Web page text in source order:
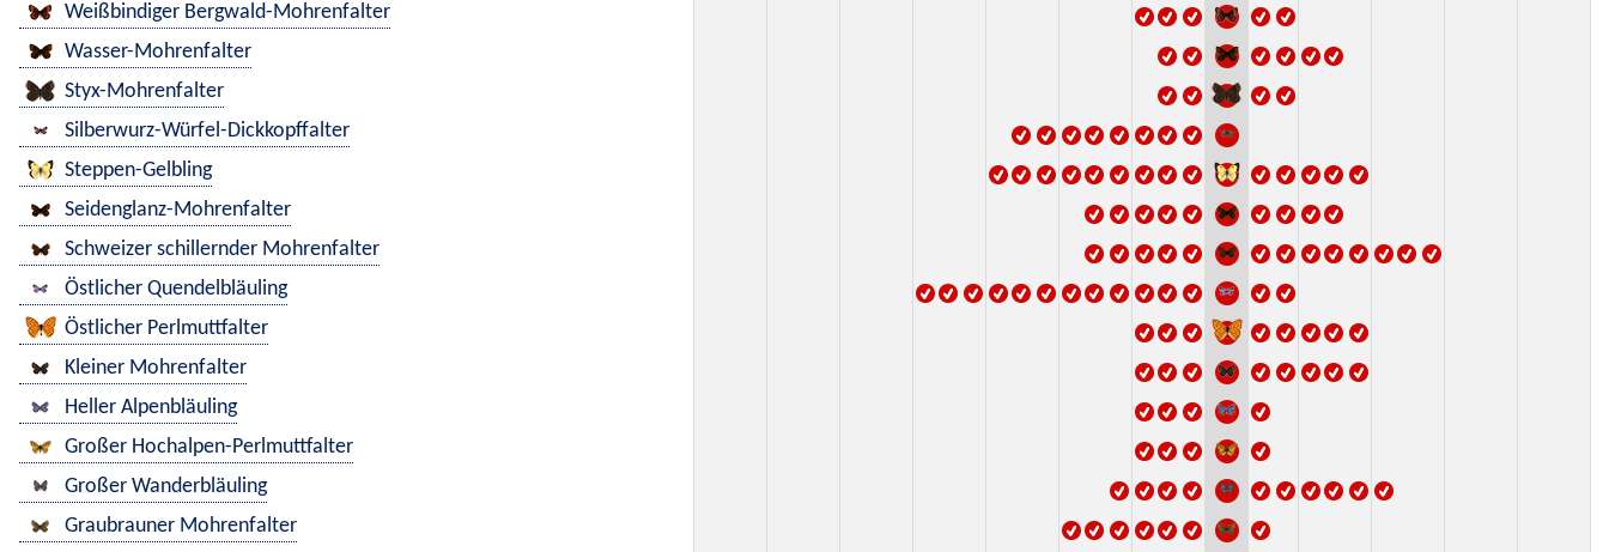
Weißbindiger Bergwald-Mohrenfalter
Wasser-Mohrenfalter
Styx-Mohrenfalter
Silberwurz-Würfel-Dickkopffalter
Steppen-Gelbling
Seidenglanz-Mohrenfalter
Schweizer schillernder Mohrenfalter
Östlicher Quendelbläuling
Östlicher Perlmuttfalter
Kleiner Mohrenfalter
Heller Alpenbläuling
Großer Hochalpen-Perlmuttfalter
Großer Wanderbläuling
Graubrauner Mohrenfalter